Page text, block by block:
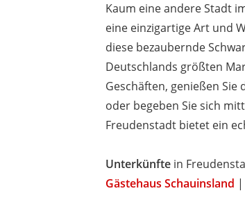
Kaum eine andere Stadt
eine einzigartige Art und
diese bezaubernde
Deutschlands größten
Geschäften, genießen
oder begeben Sie sich
Freudenstadt bietet ein
Unterkünfte in
Gästehaus Schauinsland |